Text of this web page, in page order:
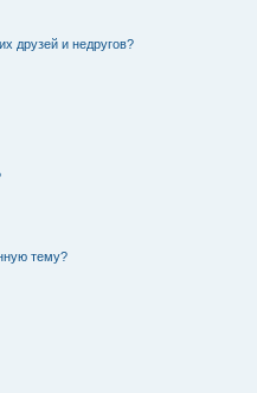
друзей и недругов?
тему?